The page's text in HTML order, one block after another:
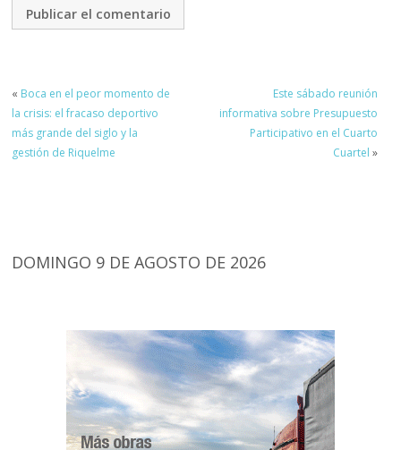
« Boca en el peor momento de
la crisis: el fracaso deportivo
más grande del siglo y la
gestión de Riquelme
Este sábado reunión
informativa sobre Presupuesto
Participativo en el Cuarto
Cuartel »
DOMINGO 9 DE AGOSTO DE 2026